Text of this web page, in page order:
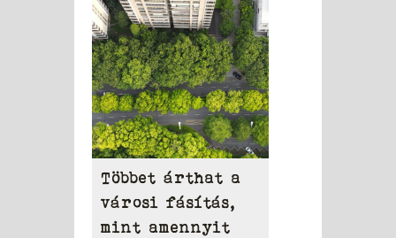
Többet árthat a
városi fásítás,
mint amennyit